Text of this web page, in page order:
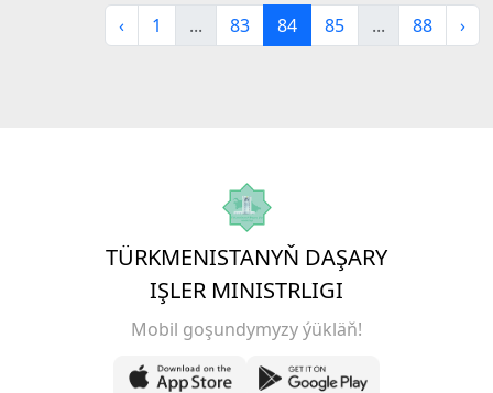
‹ 1 ... 83 84 85 ... 88 ›
TÜRKMENISTANYŇ DAŞARY
IŞLER MINISTRLIGI
Mobil goşundymyzy ýükläň!